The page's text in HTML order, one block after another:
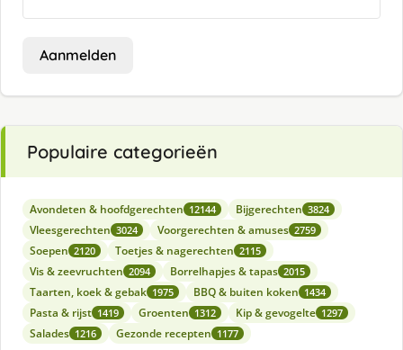
Aanmelden
Populaire categorieën
Avondeten & hoofdgerechten 12144 Bijgerechten 3824
Vleesgerechten 3024 Voorgerechten & amuses 2759
Soepen 2120 Toetjes & nagerechten 2115
Vis & zeevruchten 2094 Borrelhapjes & tapas 2015
Taarten, koek & gebak 1975 BBQ & buiten koken 1434
Pasta & rijst 1419 Groenten 1312 Kip & gevogelte 1297
Salades 1216 Gezonde recepten 1177